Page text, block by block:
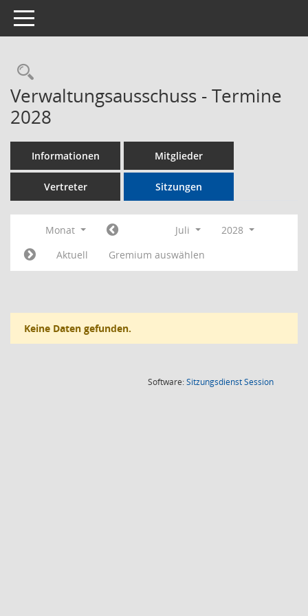
Toggle navigation
Rechercheauswahl
Verwaltungsausschuss - Termine
2028
Informationen Mitglieder
Vertreter Sitzungen
Monat Juli
2028
Aktuell
Gremium auswählen
Keine Daten gefunden.
Software:SitzungsdienstSession(Wird in